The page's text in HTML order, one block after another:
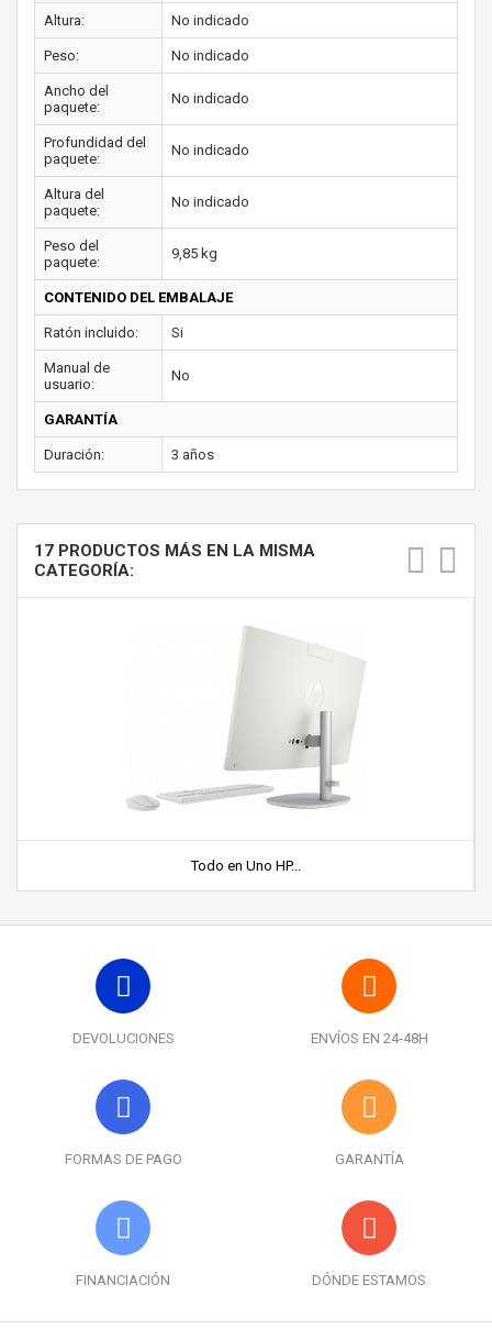
Altura: No indicado
Peso: No indicado
Ancho del
paquete:
No indicado
Profundidad del
paquete:
No indicado
Altura del
paquete:
No indicado
Peso del
paquete:
9,85 kg
CONTENIDO DEL EMBALAJE
Ratón incluido: Si
Manual de
usuario:
No
GARANTÍA
Duración: 3 años
17 PRODUCTOS MÁS EN LA MISMA
CATEGORÍA:
Todo en Uno HP...
DEVOLUCIONES ENVÍOS EN 24-48H
FORMAS DE PAGO GARANTÍA
FINANCIACIÓN DÓNDE ESTAMOS